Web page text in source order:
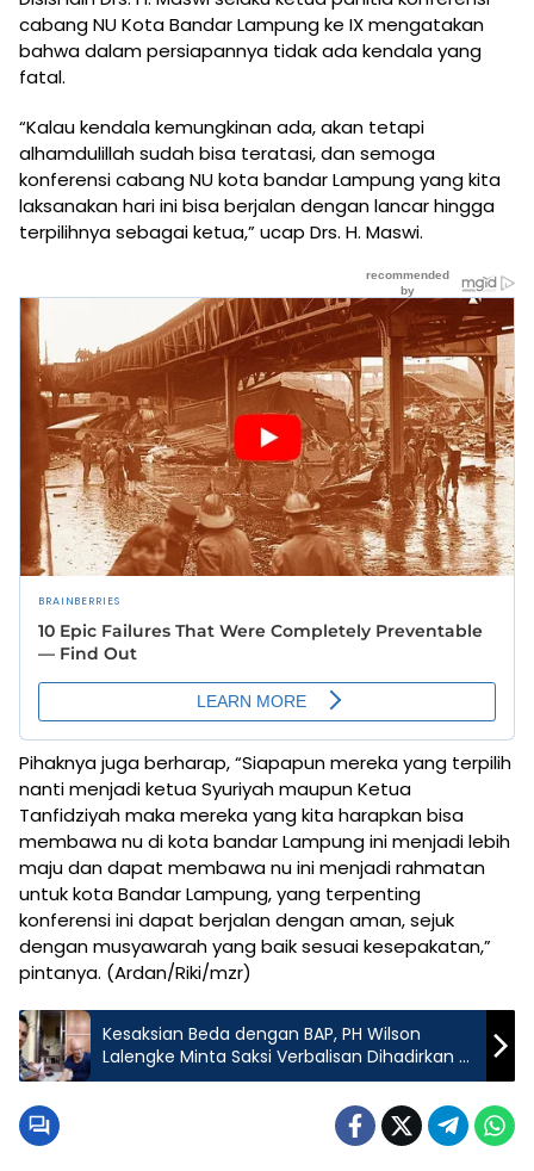
cabang NU Kota Bandar Lampung ke IX mengatakan
bahwa dalam persiapannya tidak ada kendala yang
fatal.
“Kalau kendala kemungkinan ada, akan tetapi
alhamdulillah sudah bisa teratasi, dan semoga
konferensi cabang NU kota bandar Lampung yang kita
laksanakan hari ini bisa berjalan dengan lancar hingga
terpilihnya sebagai ketua,” ucap Drs. H. Maswi.
Pihaknya juga berharap, “Siapapun mereka yang terpilih
nanti menjadi ketua Syuriyah maupun Ketua
Tanfidziyah maka mereka yang kita harapkan bisa
membawa nu di kota bandar Lampung ini menjadi lebih
maju dan dapat membawa nu ini menjadi rahmatan
untuk kota Bandar Lampung, yang terpenting
konferensi ini dapat berjalan dengan aman, sejuk
dengan musyawarah yang baik sesuai kesepakatan,”
pintanya. (Ardan/Riki/mzr)
Kesaksian Beda dengan BAP, PH Wilson
Lalengke Minta Saksi Verbalisan Dihadirkan di
Pengadilan